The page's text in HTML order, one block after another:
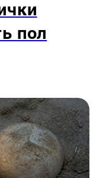
пол